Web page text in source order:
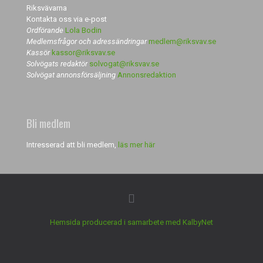
Riksvävarna
Kontakta oss via e-post
Ordförande Lola Bodin
Medlemsfrågor och adressändringarmedlem@riksvav.se
Kassör kassor@riksvav.se
Solvögats redaktör solvogat@riksvav.se
Solvögat annonsförsäljning Annonsredaktion
Bli medlem
Intresserad att bli medlem, läs mer här
Hemsida producerad i samarbete med KalbyNet